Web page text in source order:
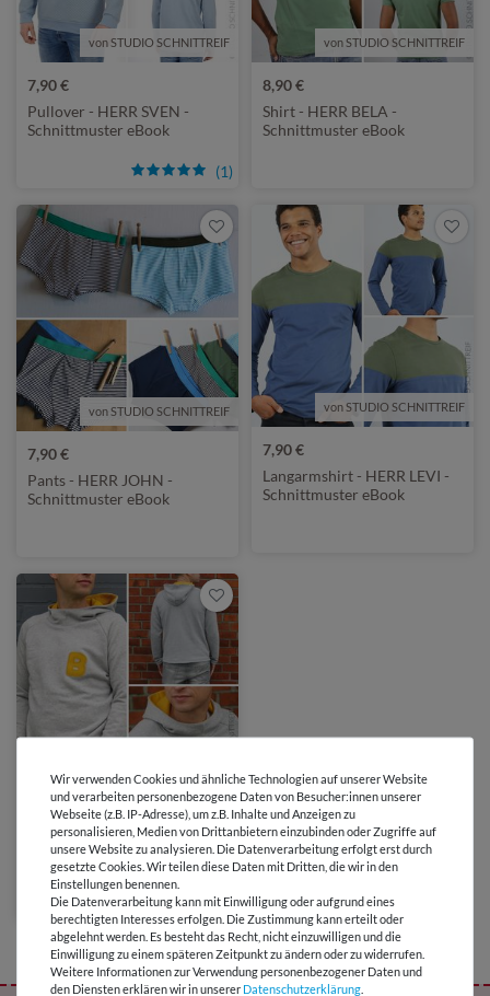
von STUDIO SCHNITTREIF
7,90 €
(1)
Pullover - HERR SVEN -
Schnittmuster eBook
von STUDIO SCHNITTREIF
8,90 €
Shirt - HERR BELA -
Schnittmuster eBook
von STUDIO SCHNITTREIF
7,90 €
Pants - HERR JOHN -
Schnittmuster eBook
von STUDIO SCHNITTREIF
7,90 €
Langarmshirt - HERR LEVI -
Schnittmuster eBook
von STUDIO SCHNITTREIF
7,90 €
Kapuzensweater - HERR
TONI - Schnittmuster eBook
Wir verwenden Cookies und ähnliche Technologien auf unserer Website
und verarbeiten personenbezogene Daten von Besucher:innen unserer
Webseite (z.B. IP-Adresse), um z.B. Inhalte und Anzeigen zu
personalisieren, Medien von Drittanbietern einzubinden oder Zugriffe auf
unsere Website zu analysieren. Die Datenverarbeitung erfolgt erst durch
gesetzte Cookies. Wir teilen diese Daten mit Dritten, die wir in den
Einstellungen benennen.
Die Datenverarbeitung kann mit Einwilligung oder aufgrund eines
berechtigten Interesses erfolgen. Die Zustimmung kann erteilt oder
abgelehnt werden. Es besteht das Recht, nicht einzuwilligen und die
Einwilligung zu einem späteren Zeitpunkt zu ändern oder zu widerrufen.
Weitere Informationen zur Verwendung personenbezogener Daten und
den Diensten erklären wir in unserer Daten­schutz­erklärung